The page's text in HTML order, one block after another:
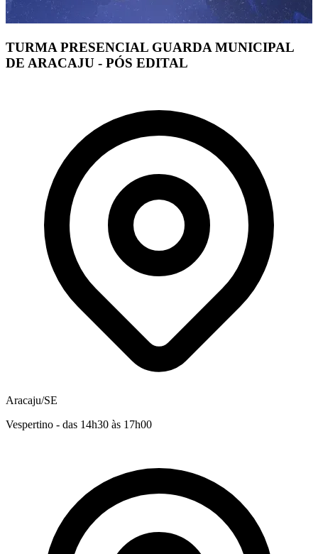
TURMA PRESENCIAL GUARDA MUNICIPAL
DE ARACAJU - PÓS EDITAL
Aracaju/SE
Vespertino - das 14h30 às 17h00